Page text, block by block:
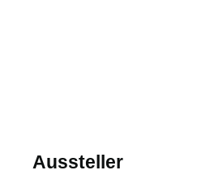
Aussteller